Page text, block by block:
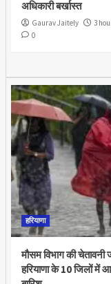
अधिकारी बर्खास्त
Gaurav Jaitely
3
0
हरियाणा
मौसम विभाग की चेतावनी
हरियाणा के 10 जिलों में